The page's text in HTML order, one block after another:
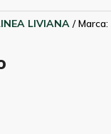
LIVIANA Marca: